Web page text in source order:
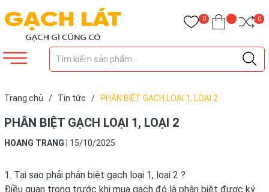
0 0
Trang chủ / Tin tức / PHÂN BIỆT GẠCH LOẠI 1, LOẠI 2
PHÂN BIỆT GẠCH LOẠI 1, LOẠI 2
HOANG TRANG 15/10/2025
1. Tại sao phải phân biệt gạch loại 1, loại 2 ?
Điều quan trọng trước khi mua gạch đó là phân biệt được ký